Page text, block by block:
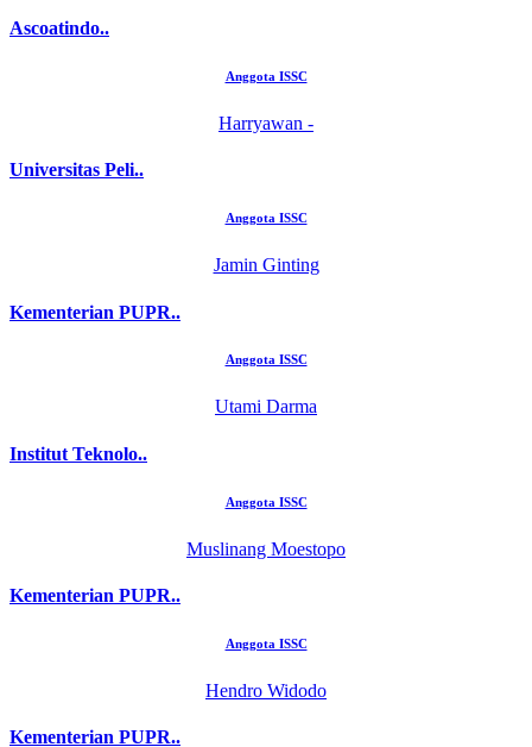
Ascoatindo..
Anggota ISSC
Harryawan -
Universitas Peli..
Anggota ISSC
Jamin Ginting
Kementerian PUPR..
Anggota ISSC
Utami Darma
Institut Teknolo..
Anggota ISSC
Muslinang Moestopo
Kementerian PUPR..
Anggota ISSC
Hendro Widodo
Kementerian PUPR..